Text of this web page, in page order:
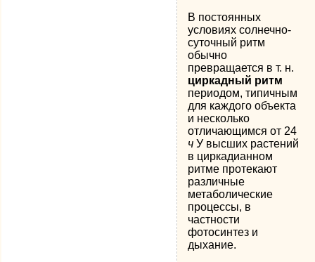
В постоянных
условиях солнечно-
суточный ритм
обычно
превращается в т. н.
циркадный ритм
периодом, типичным
для каждого объекта
и несколько
отличающимся от 24
ч У высших растений
в циркадианном
ритме протекают
различные
метаболические
процессы, в
частности
фотосинтез и
дыхание.